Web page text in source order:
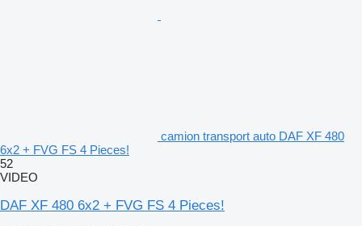
camion transport auto DAF XF 480
6x2 + FVG FS 4 Pieces!
52
VIDEO
DAF XF 480 6x2 + FVG FS 4 Pieces!